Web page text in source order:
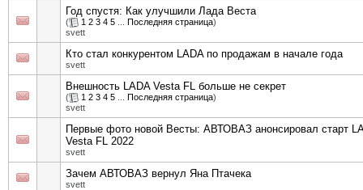
Год спустя: Как улучшили Лада Веста
( 1 2 3 4 5 Последняя страница)
svett
Кто стал конкурентом LADA по продажам в начале года
svett
Внешность LADA Vesta FL больше не секрет
( 1 2 3 4 5 Последняя страница)
svett
Первые фото новой Весты: АВТОВАЗ анонсировал старт
Vesta FL 2022
svett
Зачем АВТОВАЗ вернул Яна Птачека
svett